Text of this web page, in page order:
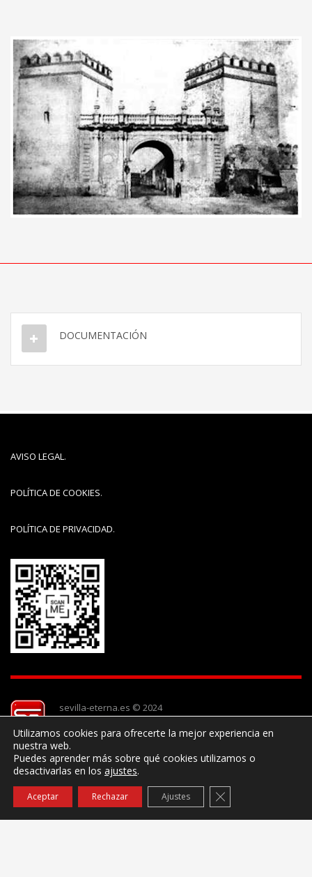
DOCUMENTACIÓN
AVISO LEGAL.
POLÍTICA DE COOKIES.
POLÍTICA DE PRIVACIDAD.
sevilla-eterna.es © 2024
Utilizamos cookies para ofrecerte la mejor experiencia en
nuestra web.
Puedes aprender más sobre qué cookies utilizamos o
desactivarlas en los ajustes.
Aceptar Rechazar Ajustes Cerrar el banner de